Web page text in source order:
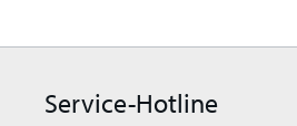
Service-Hotline